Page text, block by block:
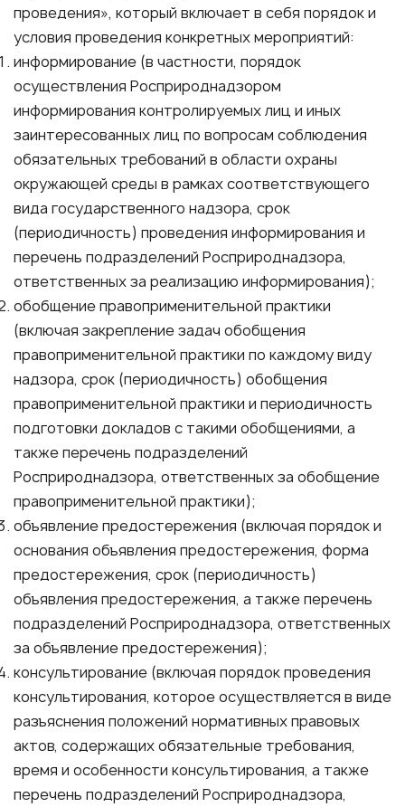
проведения», который включает в себя порядок и
условия проведения конкретных мероприятий:
информирование (в частности, порядок
осуществления Росприроднадзором
информирования контролируемых лиц и иных
заинтересованных лиц по вопросам соблюдения
обязательных требований в области охраны
окружающей среды в рамках соответствующего
вида государственного надзора, срок
(периодичность) проведения информирования и
перечень подразделений Росприроднадзора,
ответственных за реализацию информирования);
обобщение правоприменительной практики
(включая закрепление задач обобщения
правоприменительной практики по каждому виду
надзора, срок (периодичность) обобщения
правоприменительной практики и периодичность
подготовки докладов с такими обобщениями, а
также перечень подразделений
Росприроднадзора, ответственных за обобщение
правоприменительной практики);
объявление предостережения (включая порядок и
основания объявления предостережения, форма
предостережения, срок (периодичность)
объявления предостережения, а также перечень
подразделений Росприроднадзора, ответственных
за объявление предостережения);
консультирование (включая порядок проведения
консультирования, которое осуществляется в виде
разъяснения положений нормативных правовых
актов, содержащих обязательные требования,
время и особенности консультирования, а также
перечень подразделений Росприроднадзора,